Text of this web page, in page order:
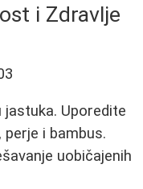
i Zdravlje
Uporedite
i bambus.
uobičajenih